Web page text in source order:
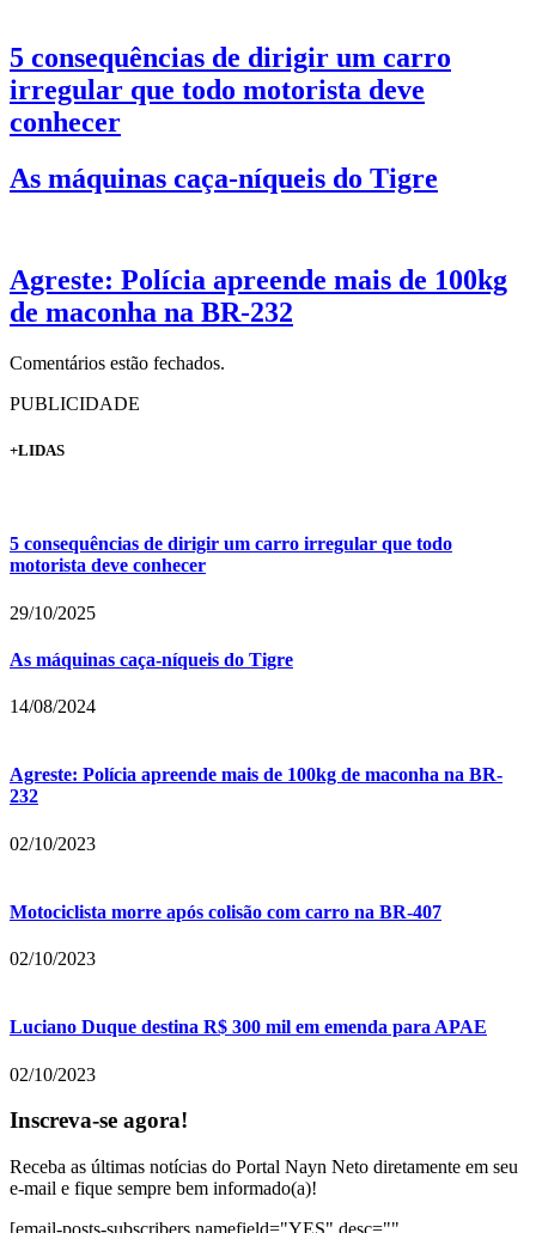
5 consequências de dirigir um carro
irregular que todo motorista deve
conhecer
As máquinas caça-níqueis do Tigre
Agreste: Polícia apreende mais de 100kg
de maconha na BR-232
Comentários estão fechados.
PUBLICIDADE
+LIDAS
5 consequências de dirigir um carro irregular que todo
motorista deve conhecer
29/10/2025
As máquinas caça-níqueis do Tigre
14/08/2024
Agreste: Polícia apreende mais de 100kg de maconha na BR-
232
02/10/2023
Motociclista morre após colisão com carro na BR-407
02/10/2023
Luciano Duque destina R$ 300 mil em emenda para APAE
02/10/2023
Inscreva-se agora!
Receba as últimas notícias do Portal Nayn Neto diretamente em seu
e-mail e fique sempre bem informado(a)!
[email-posts-subscribers namefield="YES" desc=""